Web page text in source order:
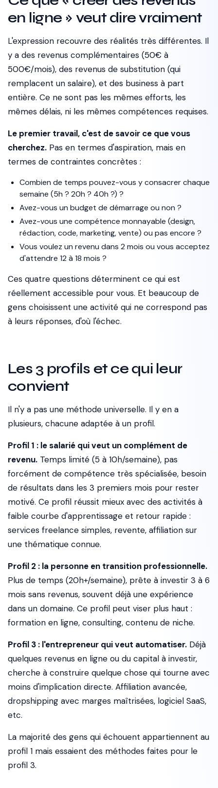
en ligne » veut dire vraiment
L'expression recouvre des réalités très différentes. Il
y a des revenus complémentaires (50€ à
500€/mois), des revenus de substitution (qui
remplacent un salaire), et des business à part
entière. Ce ne sont pas les mêmes efforts, les
mêmes délais, ni les mêmes compétences requises.
Le premier travail, c'est de savoir ce que vous
cherchez. Pas en termes d'aspiration, mais en
termes de contraintes concrètes :
Combien de temps pouvez-vous y consacrer chaque
semaine (5h ? 20h ? 40h ?) ?
Avez-vous un budget de démarrage ou non ?
Avez-vous une compétence monnayable (design,
rédaction, code, marketing, vente) ou pas encore ?
Vous voulez un revenu dans 2 mois ou vous acceptez
d'attendre 12 à 18 mois ?
Ces quatre questions déterminent ce qui est
réellement accessible pour vous. Et beaucoup de
gens choisissent une activité qui ne correspond pas
à leurs réponses, d'où l'échec.
Les 3 profils et ce qui leur
convient
Il n'y a pas une méthode universelle. Il y en a
plusieurs, chacune adaptée à un profil.
Profil 1 : le salarié qui veut un complément de
revenu. Temps limité (5 à 10h/semaine), pas
forcément de compétence très spécialisée, besoin
de résultats dans les 3 premiers mois pour rester
motivé. Ce profil réussit mieux avec des activités à
faible courbe d'apprentissage et retour rapide :
services freelance simples, revente, affiliation sur
une thématique connue.
Profil 2 : la personne en transition professionnelle.
Plus de temps (20h+/semaine), prête à investir 3 à 6
mois sans revenus, souvent déjà une expérience
dans un domaine. Ce profil peut viser plus haut :
formation en ligne, consulting, contenu de niche.
Profil 3 : l'entrepreneur qui veut automatiser. Déjà
quelques revenus en ligne ou du capital à investir,
cherche à construire quelque chose qui tourne avec
moins d'implication directe. Affiliation avancée,
dropshipping avec marges maîtrisées, logiciel SaaS,
etc.
La majorité des gens qui échouent appartiennent au
profil 1 mais essaient des méthodes faites pour le
profil 3.